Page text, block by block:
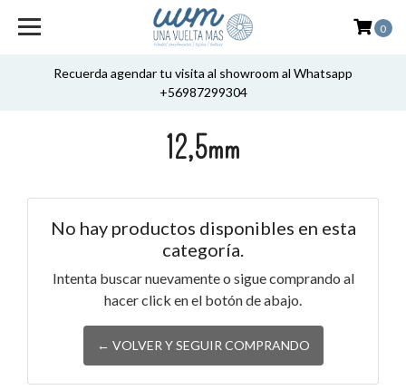
Recuerda agendar tu visita al showroom al Whatsapp
+56987299304
0
12,5mm
No hay productos disponibles en esta
categoría.
Intenta buscar nuevamente o sigue comprando al
hacer click en el botón de abajo.
← VOLVER Y SEGUIR COMPRANDO